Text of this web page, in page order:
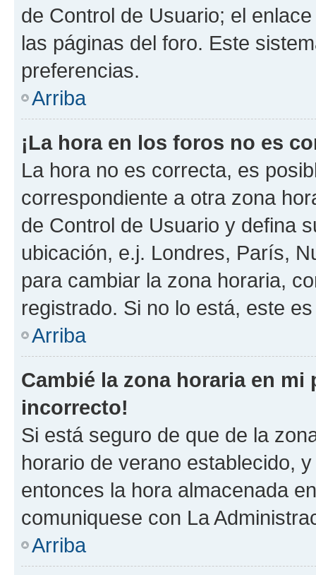
de Control de Usuario; el
las páginas del foro. Este
preferencias.
Arriba
¡La hora en los foros no es
La hora no es correcta, es
correspondiente a otra zona
de Control de Usuario y defina
ubicación, e.j. Londres, París,
para cambiar la zona horaria,
registrado. Si no lo está, este
Arriba
Cambié la zona horaria en
incorrecto!
Si está seguro de que de la
horario de verano establecido,
entonces la hora almacenada
comuniquese con La
Arriba